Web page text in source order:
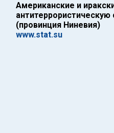
Американские и
(провинция Ниневия)
www.stat.su